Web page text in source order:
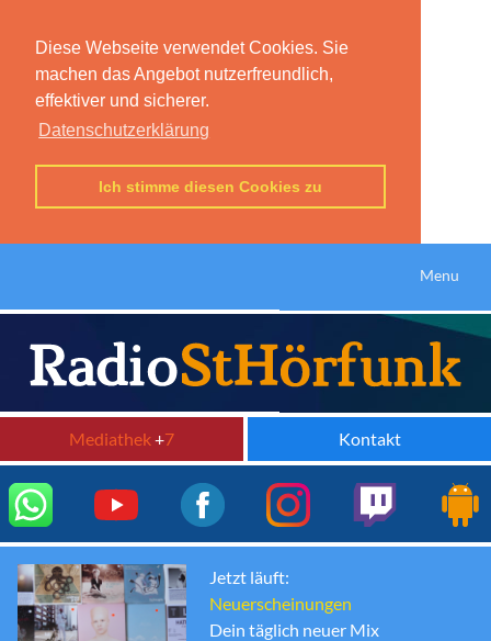
Diese Webseite verwendet Cookies. Sie
machen das Angebot nutzerfreundlich,
effektiver und sicherer.
Datenschutzerklärung
Ich stimme diesen Cookies zu
Menu
Mediathek+7 Kontakt
Jetzt läuft:
Neuerscheinungen
Dein täglich neuer Mix